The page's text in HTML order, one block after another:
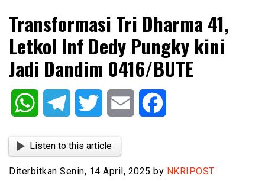
NKRIPOST
Transformasi Tri Dharma 41,
Letkol Inf Dedy Pungky kini
Jadi Dandim 0416/BUTE
WhatsAppTelegram Twitter Email
Listen to this article
Diterbitkan Senin, 14 April, 2025 by NKRIPOST